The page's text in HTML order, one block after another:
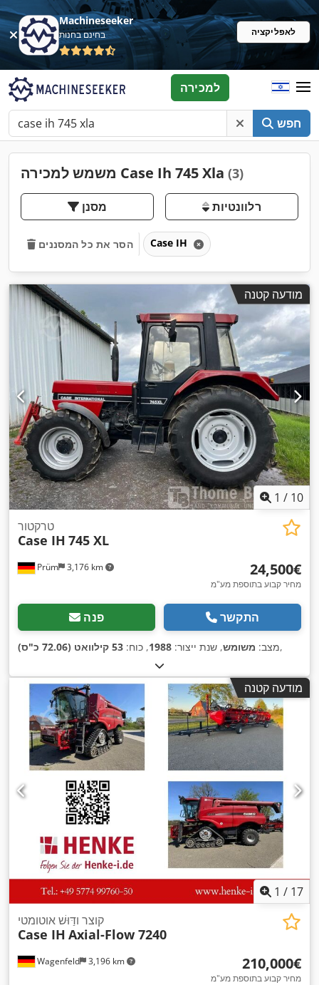
Machineseeker
בחינם בחנות לאפליקציה
חפש
למכירה
משמש למכירה Case Ih 745 Xla (3)
מסנן רלוונטיות
הסר את כל המסננים Case IH
מודעה קטנה
1 / 10
Prüm 3,176 km
טרקטור
Case IH 745 XL
‏24,500 ‏€
מחיר קבוע בתוספת מע"מ
פנה התקשר
מצב: משומש, שנת ייצור: 1988, כוח: 53 קילוואט (72.06 כ"ס) ,
מודעה קטנה
1 / 17
Wagenfeld 3,196 km
קוצר ודַּוּשׁ אוטומטי
Case IH Axial-Flow 7240
‏210,000 ‏€
מחיר קבוע בתוספת מע"מ